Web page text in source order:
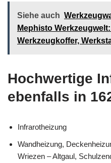
Siehe auch
Mephisto
Werkzeugkoffer,
Hochwertige
ebenfalls in
Infrarotheizung
Wandheizung,
Wriezen – Altgaul,